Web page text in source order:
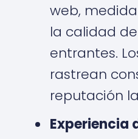
web,
la calidad
entrantes.
rastrean
reputación
Experiencia